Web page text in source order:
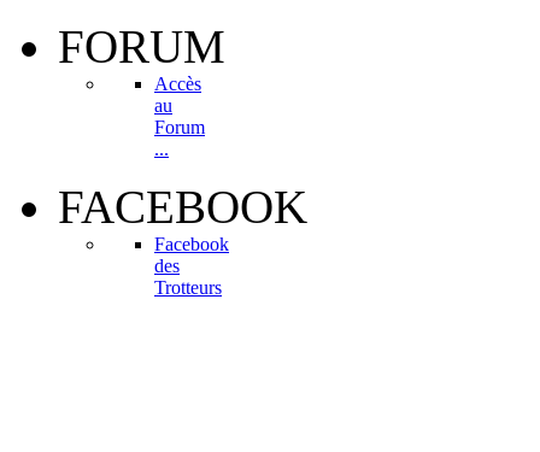
FORUM
Accès
au
Forum
...
FACEBOOK
Facebook
des
Trotteurs